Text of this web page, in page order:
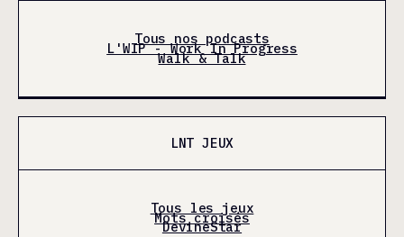
Tous nos podcasts
L'WIP - Work In Progress
Walk & Talk
LNT JEUX
Tous les jeux
Mots croisés
DevineStar